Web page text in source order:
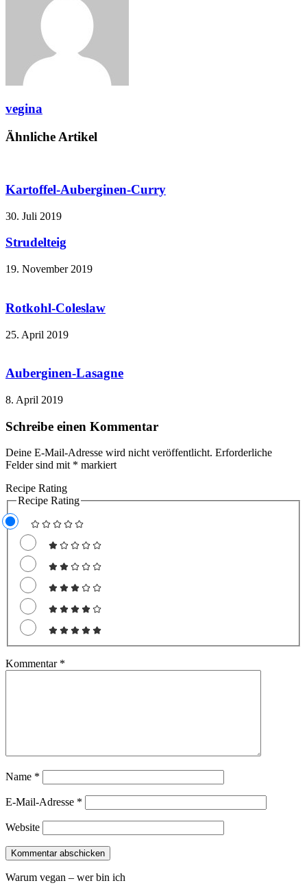
vegina
Ähnliche Artikel
Kartoffel-Auberginen-Curry
30. Juli 2019
Strudelteig
19. November 2019
Rotkohl-Coleslaw
25. April 2019
Auberginen-Lasagne
8. April 2019
Schreibe einen Kommentar
Deine E-Mail-Adresse wird nicht veröffentlicht. Erforderliche
Felder sind mit * markiert
Recipe Rating
Recipe Rating
Kommentar *
Name *
E-Mail-Adresse *
Website
Warum vegan – wer bin ich